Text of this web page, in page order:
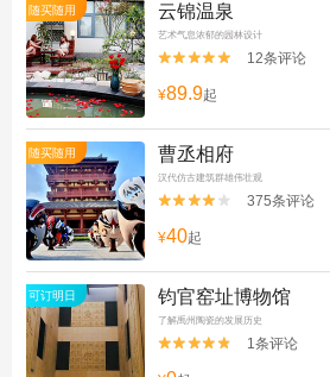
随买随用 云锦温泉
艺术气息浓郁的园林设计

 12条评论
¥89.9起
随买随用 曹丞相府
汉代仿古建筑群雄伟壮观

 375条评论
¥40起
可订明日 钧官窑址博物馆
了解禹州陶瓷的发展历史

 1条评论